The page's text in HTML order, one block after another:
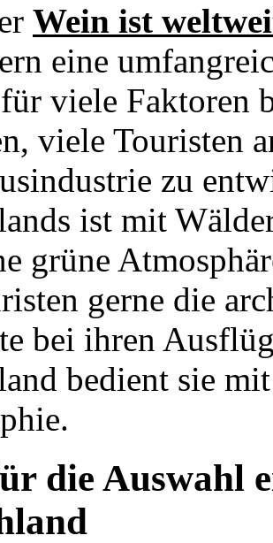
Wein ist
eine
viele Faktoren
viele Touristen
zu
ist mit
grüne
gerne die
bei ihren
bedient sie
die Auswahl